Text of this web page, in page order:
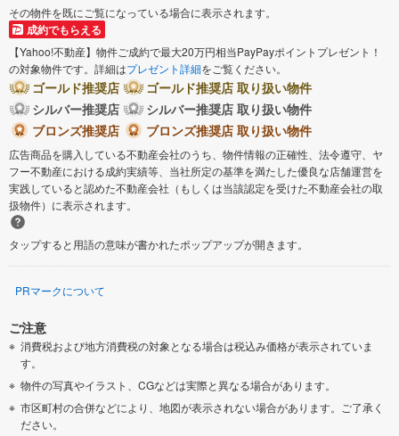
その物件を既にご覧になっている場合に表示されます。
成約でもらえる
【Yahoo!不動産】物件ご成約で最大20万円相当PayPayポイントプレゼント！
の対象物件です。詳細はプレゼント詳細をご覧ください。
ゴールド推奨店
ゴールド推奨店 取り扱い物件
シルバー推奨店
シルバー推奨店 取り扱い物件
ブロンズ推奨店
ブロンズ推奨店 取り扱い物件
広告商品を購入している不動産会社のうち、物件情報の正確性、法令遵守、ヤ
フー不動産における成約実績等、当社所定の基準を満たした優良な店舗運営を
実践していると認めた不動産会社（もしくは当該認定を受けた不動産会社の取
扱物件）に表示されます。
タップすると用語の意味が書かれたポップアップが開きます。
PRマークについて
ご注意
消費税および地方消費税の対象となる場合は税込み価格が表示されていま
す。
物件の写真やイラスト、CGなどは実際と異なる場合があります。
市区町村の合併などにより、地図が表示されない場合があります。ご了承く
ださい。